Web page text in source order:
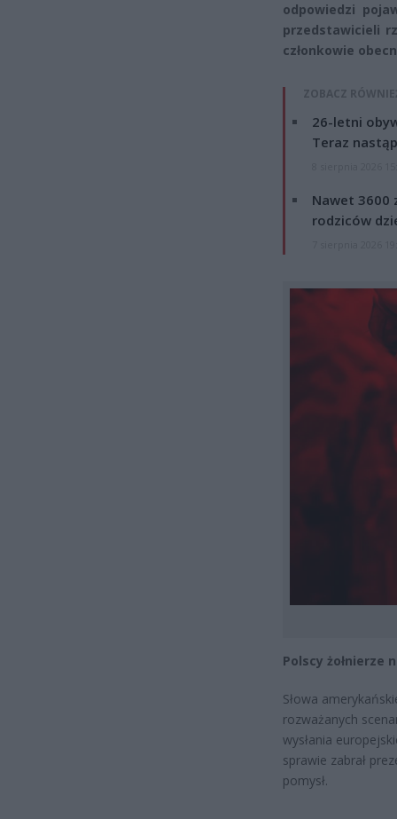
odpowiedzi
przedstawicieli
członkowie
ZOBACZ
26-letni
Teraz
Nawet 3600
rodziców
Polscy żołnierze
Słowa
rozważanych
wysłania
sprawie zabrał
pomysł.